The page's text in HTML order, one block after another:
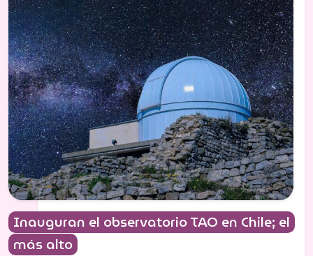
Inauguran el observatorio TAO en Chile; el
más alto